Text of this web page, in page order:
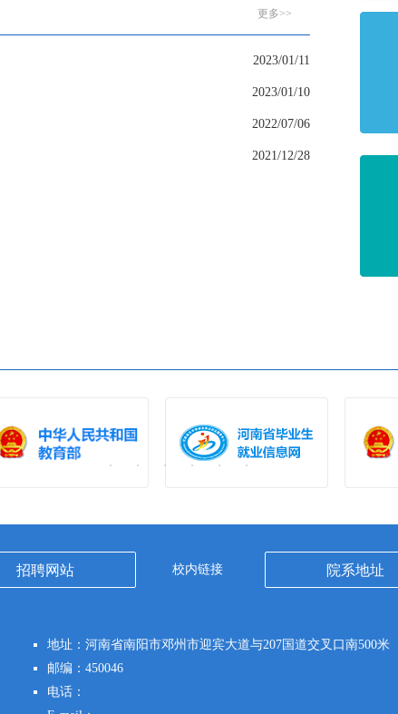
2023/01/11
2023/01/10
2022/07/06
2021/12/28
更多>>
招聘网站 校内链接 院系地址
地址：河南省南阳市邓州市迎宾大道与207国道交叉口南500米
邮编：450046
电话：